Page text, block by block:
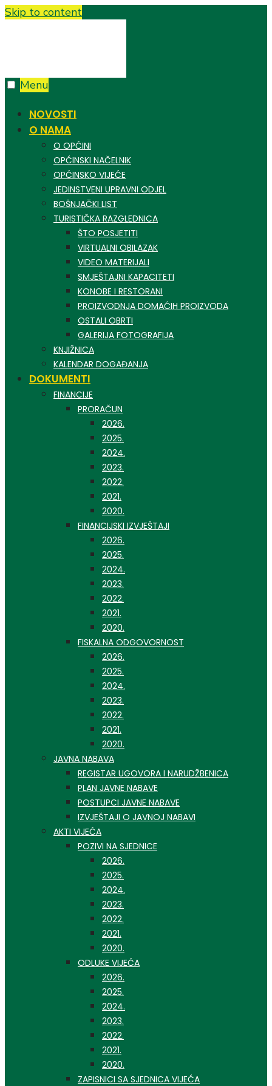
Skip to content
Menu
NOVOSTI
O NAMA
O OPĆINI
OPĆINSKI NAČELNIK
OPĆINSKO VIJEĆE
JEDINSTVENI UPRAVNI ODJEL
BOŠNJAČKI LIST
TURISTIČKA RAZGLEDNICA
ŠTO POSJETITI
VIRTUALNI OBILAZAK
VIDEO MATERIJALI
SMJEŠTAJNI KAPACITETI
KONOBE I RESTORANI
PROIZVODNJA DOMAĆIH PROIZVODA
OSTALI OBRTI
GALERIJA FOTOGRAFIJA
KNJIŽNICA
KALENDAR DOGAĐANJA
DOKUMENTI
FINANCIJE
PRORAČUN
2026.
2025.
2024.
2023.
2022.
2021.
2020.
FINANCIJSKI IZVJEŠTAJI
2026.
2025.
2024.
2023.
2022.
2021.
2020.
FISKALNA ODGOVORNOST
2026.
2025.
2024.
2023.
2022.
2021.
2020.
JAVNA NABAVA
REGISTAR UGOVORA I NARUDŽBENICA
PLAN JAVNE NABAVE
POSTUPCI JAVNE NABAVE
IZVJEŠTAJI O JAVNOJ NABAVI
AKTI VIJEĆA
POZIVI NA SJEDNICE
2026.
2025.
2024.
2023.
2022.
2021.
2020.
ODLUKE VIJEĆA
2026.
2025.
2024.
2023.
2022.
2021.
2020.
ZAPISNICI SA SJEDNICA VIJEĆA